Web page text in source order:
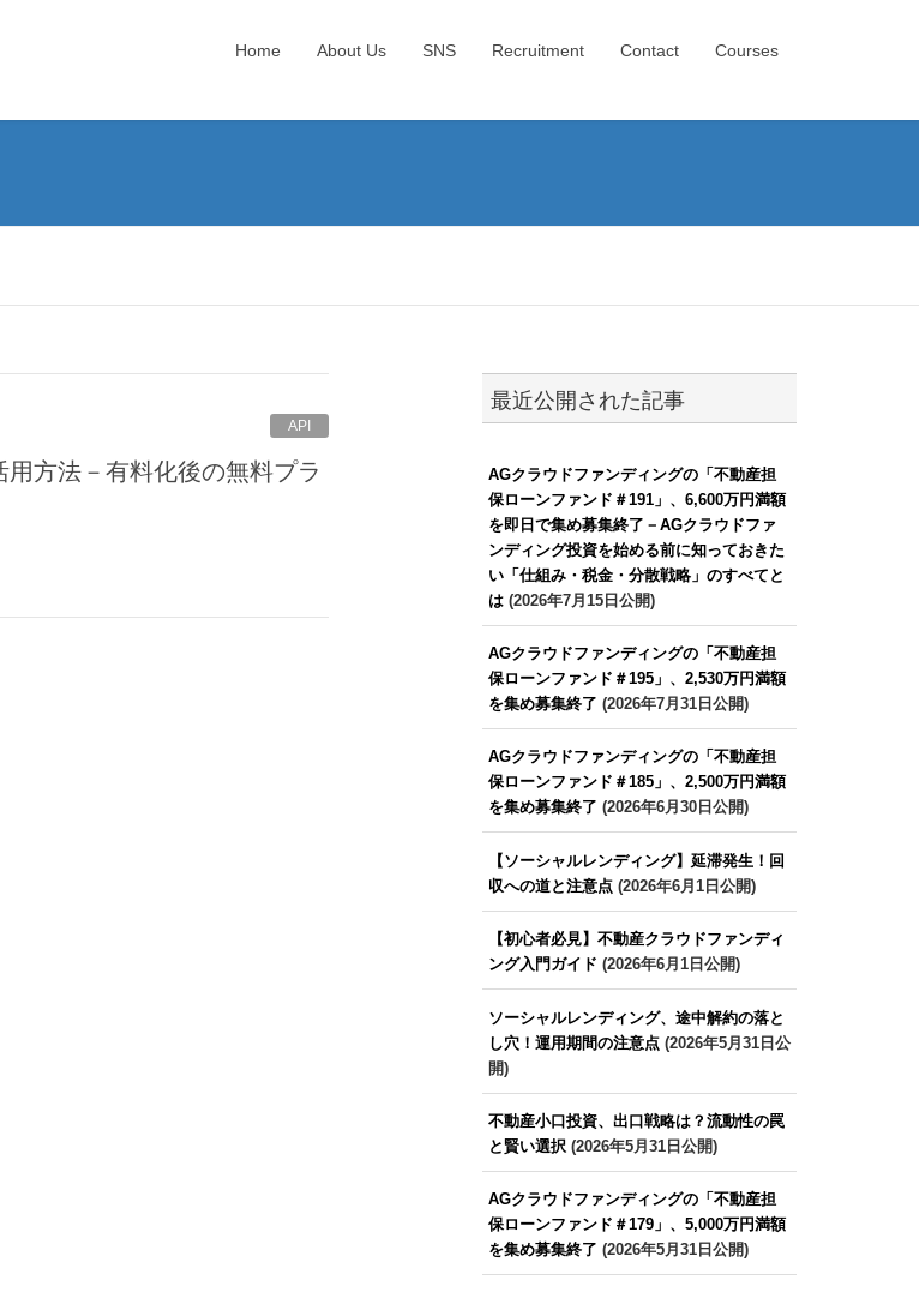
Home About Us SNS Recruitment Contact Courses
API
方法－有料化後の無料プラ
最近公開された記事
AGクラウドファンディングの「不動産担
保ローンファンド＃191」、6,600万円満額
を即日で集め募集終了－AGクラウドファ
ンディング投資を始める前に知っておきた
い「仕組み・税金・分散戦略」のすべてと
は(2026年7月15日公開)
AGクラウドファンディングの「不動産担
保ローンファンド＃195」、2,530万円満額
を集め募集終了 (2026年7月31日公開)
AGクラウドファンディングの「不動産担
保ローンファンド＃185」、2,500万円満額
を集め募集終了 (2026年6月30日公開)
【ソーシャルレンディング】延滞発生！回
収への道と注意点(2026年6月1日公開)
【初心者必見】不動産クラウドファンディ
ング入門ガイド (2026年6月1日公開)
ソーシャルレンディング、途中解約の落と
し穴！運用期間の注意点(2026年5月31日公
開)
不動産小口投資、出口戦略は？流動性の罠
と賢い選択(2026年5月31日公開)
AGクラウドファンディングの「不動産担
保ローンファンド＃179」、5,000万円満額
を集め募集終了 (2026年5月31日公開)